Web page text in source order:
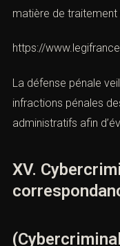
à des atteintes aux
autorisée dedonnées
administratives
personnelles.
sanctionnent
matière de traitement